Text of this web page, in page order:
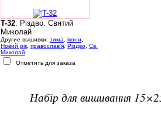
T-32: Різдво. Святий
Миколай
Другие вышивки: зима, ікони,
Новий рік, православ’я, Різдво, Св.
Миколай
Отметить для заказа
набір для вишивання